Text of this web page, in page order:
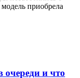
приобрела
очереди и что